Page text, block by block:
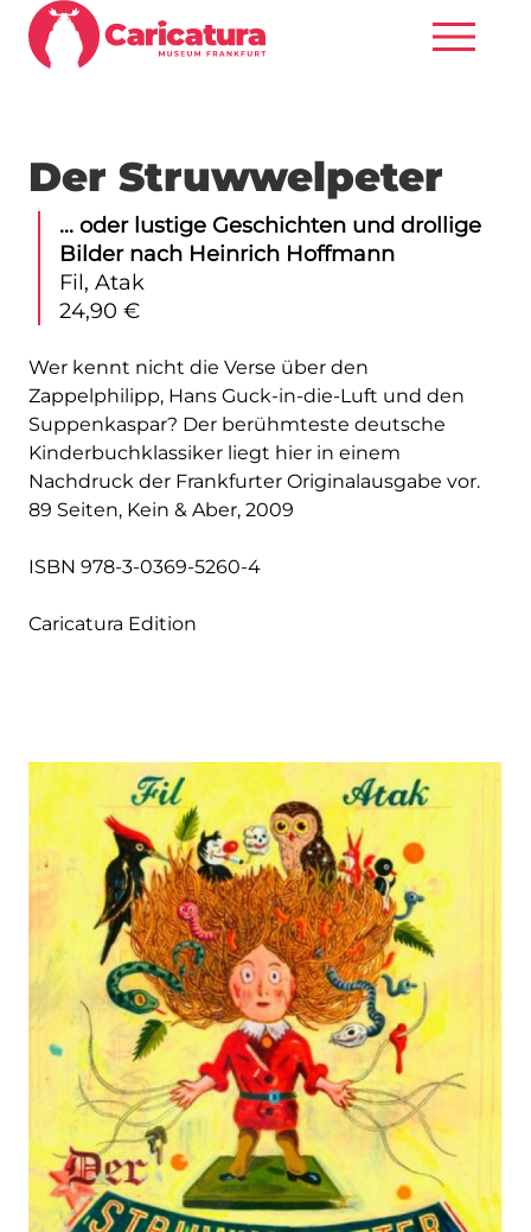
Der Struwwelpeter
... oder lustige Geschichten und drollige
Bilder nach Heinrich Hoffmann
Fil, Atak
24,90 €
Wer kennt nicht die Verse über den
Zappelphilipp, Hans Guck-in-die-Luft und den
Suppenkaspar? Der berühmteste deutsche
Kinderbuchklassiker liegt hier in einem
Nachdruck der Frankfurter Originalausgabe vor.
89 Seiten, Kein & Aber, 2009
ISBN 978-3-0369-5260-4
Caricatura Edition